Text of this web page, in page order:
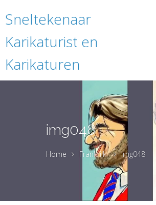
Sneltekenaar
Karikaturist en
Karikaturen
img048
Home Frankrijk img048